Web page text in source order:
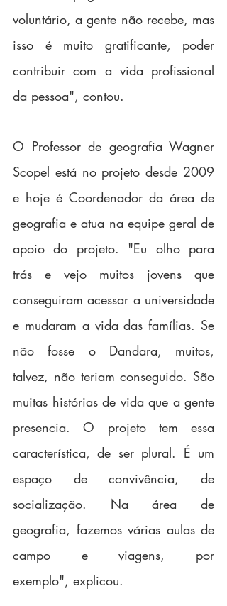
voluntário, a gente não recebe, mas
isso é muito gratificante, poder
contribuir com a vida profissional
da pessoa", contou.
O Professor de geografia Wagner
Scopel está no projeto desde 2009
e hoje é Coordenador da área de
geografia e atua na equipe geral de
apoio do projeto. "Eu olho para
trás e vejo muitos jovens que
conseguiram acessar a universidade
e mudaram a vida das famílias. Se
não fosse o Dandara, muitos,
talvez, não teriam conseguido. São
muitas histórias de vida que a gente
presencia. O projeto tem essa
característica, de ser plural. É um
espaço de convivência, de
socialização. Na área de
geografia, fazemos várias aulas de
campo e viagens, por
exemplo", explicou.